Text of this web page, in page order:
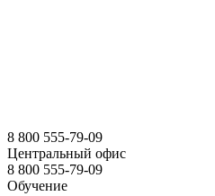
8 800 555-79-09
Центральный офис
8 800 555-79-09
Обучение